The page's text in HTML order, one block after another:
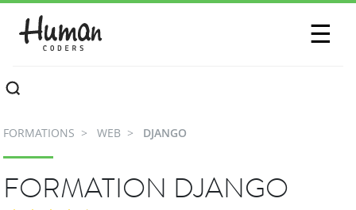
☰
CONTACTEZ-NOUS
FORMATIONS WEB DJANGO
FORMATION DJANGO